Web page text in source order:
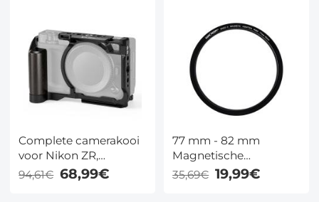
Complete camerakooi
voor Nikon ZR,
lichtgewicht
aluminium videorig
94,61€ 68,99€
77 mm - 82 mm
Magnetische
Lensfilteradapterring
35,69€ 19,99€